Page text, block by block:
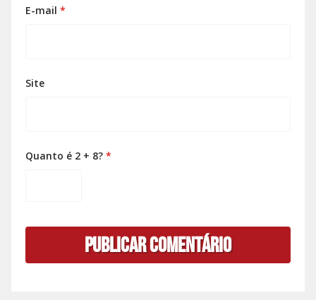
E-mail *
Site
Quanto é 2 + 8? *